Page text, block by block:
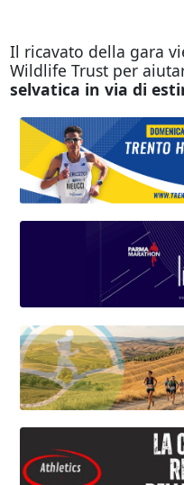
Il ricavato della gara
Wildlife Trust per
selvatica in via di